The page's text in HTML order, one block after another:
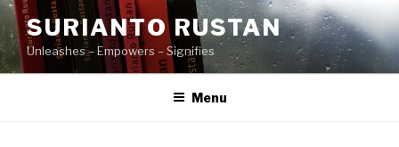
Skip
to
content
SURIANTO RUSTAN
Unleashes – Empowers – Signifies
Menu